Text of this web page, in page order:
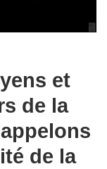
et
de la
de la